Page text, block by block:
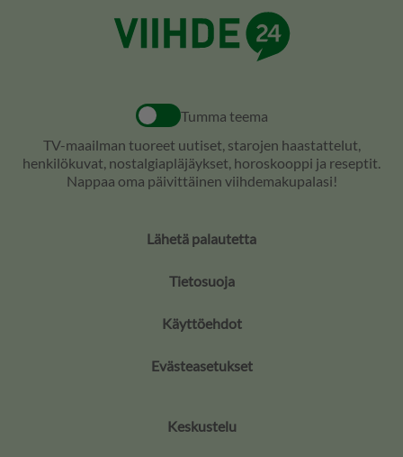
Tumma teema
TV-maailman tuoreet uutiset, starojen haastattelut,
henkilökuvat, nostalgiapläjäykset, horoskooppi ja reseptit.
Nappaa oma päivittäinen viihdemakupalasi!
Lähetä palautetta
Tietosuoja
Käyttöehdot
Evästeasetukset
Keskustelu